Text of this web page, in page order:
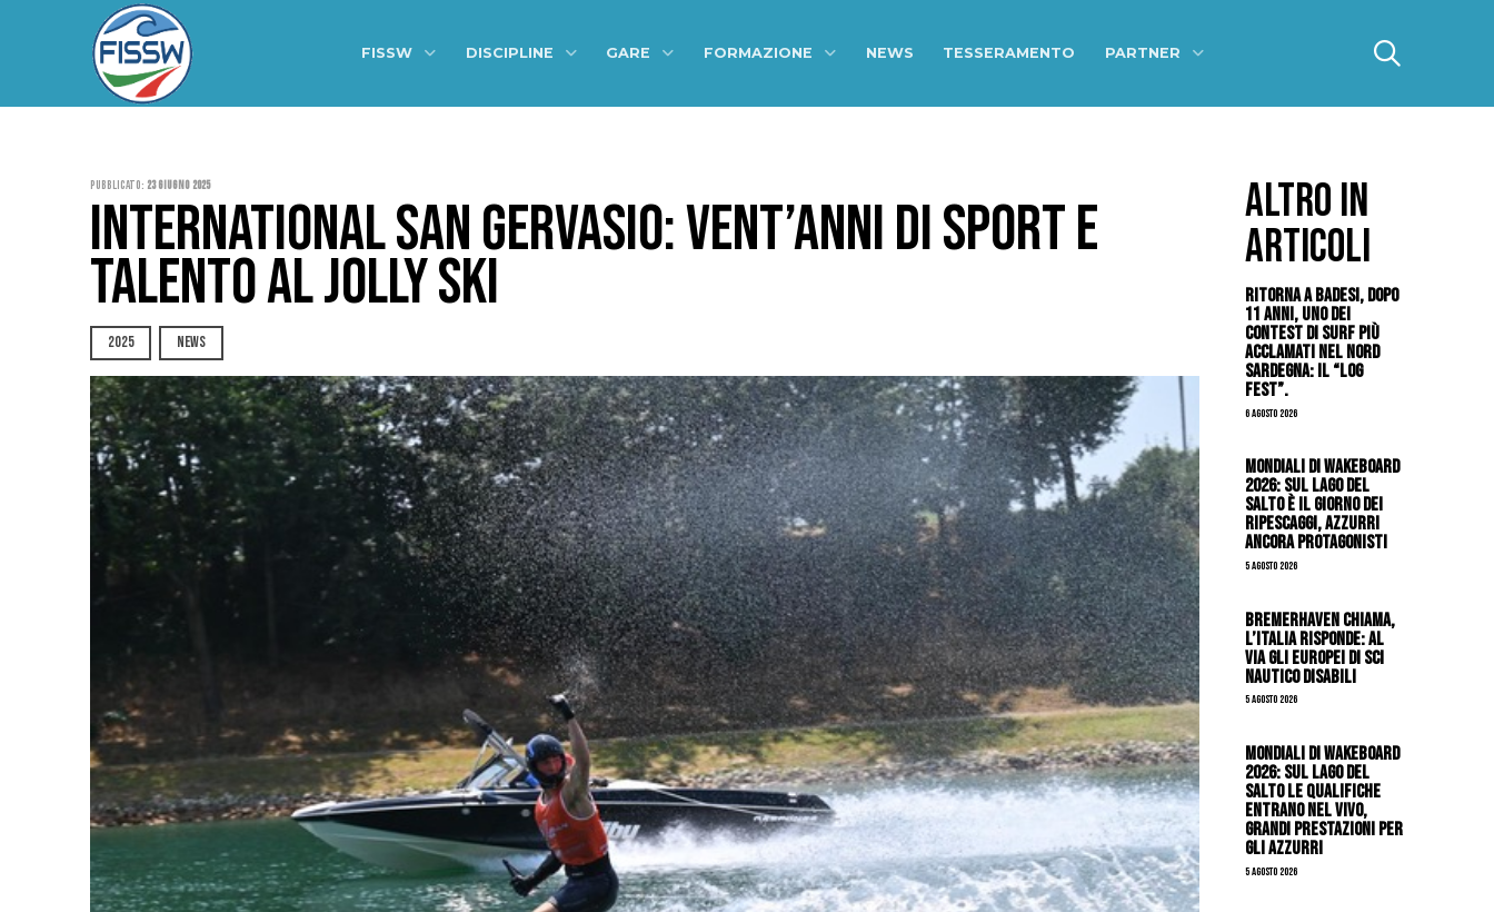
FISSW DISCIPLINE GARE FORMAZIONE NEWS TESSERAMENTO PARTNER
Pubblicato: 23 Giugno 2025
INTERNATIONAL SAN GERVASIO: VENT’ANNI DI SPORT E
TALENTO AL JOLLY SKI
2025 NEWS
ALTRO IN
ARTICOLI
Ritorna a Badesi, dopo
11 anni, uno dei
contest di surf più
acclamati nel nord
Sardegna: il “Log
Fest”.
6 Agosto 2026
Mondiali di Wakeboard
2026: sul Lago del
Salto è il giorno dei
ripescaggi, azzurri
ancora protagonisti
5 Agosto 2026
Bremerhaven chiama,
l’Italia risponde: al
via gli Europei di Sci
Nautico Disabili
5 Agosto 2026
Mondiali di Wakeboard
2026: sul Lago del
Salto le qualifiche
entrano nel vivo,
grandi prestazioni per
gli azzurri
5 Agosto 2026